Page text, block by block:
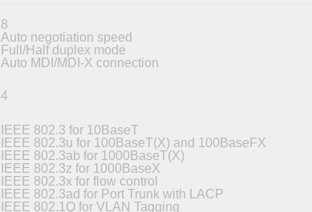
8
Auto negotiation speed
Full/Half duplex mode
Auto MDI/MDI-X connection
4
IEEE 802.3 for 10BaseT
IEEE 802.3u for 100BaseT(X) and 100BaseFX
IEEE 802.3ab for 1000BaseT(X)
IEEE 802.3z for 1000BaseX
IEEE 802.3x for flow control
IEEE 802.3ad for Port Trunk with LACP
IEEE 802.1Q for VLAN Tagging